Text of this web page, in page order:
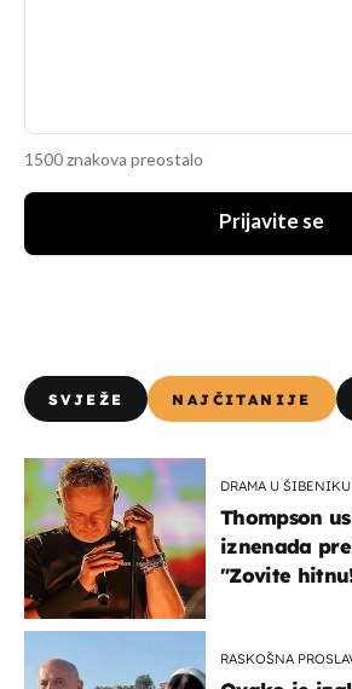
1500 znakova preostalo
Prijavite se
SVJEŽE NAJČITANIJE
DRAMA U ŠIBENIKU
Thompson
iznenada
"Zovite
RASKOŠNA